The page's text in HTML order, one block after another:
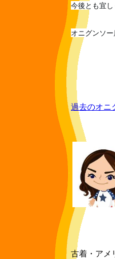
今後とも宜し
オニグンソー
過去のオニ
古着・アメ